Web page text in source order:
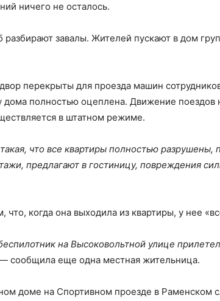
ничего не осталось.
разбирают завалы. Жителей пускают в дом
перекрыты для проезда машин
дома полностью оцеплена. Движение
в штатном режиме.
что все квартиры полностью разрушены,
предлагают в гостиницу, повреждения
что, когда она выходила из квартиры, у нее
на Высоковольтной улице
сообщила еще одна местная жительница.
доме на Спортивном проезде в Раменском